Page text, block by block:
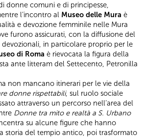
donne comuni e di principesse,
l’incontro al Museo delle Mura è
e devozione femminile nelle Mura
furono assicurati, con la diffusione del
devozionali, in particolare proprio per le
di Roma è rievocata la figura della
ante litteram del Settecento, Petronilla
non mancano itinerari per le vie della
donne rispettabili, sul ruolo sociale
attraverso un percorso nell’area del
Donne tra mito e realtà a S. Urbano
su alcune figure che hanno
storia del tempio antico, poi trasformato